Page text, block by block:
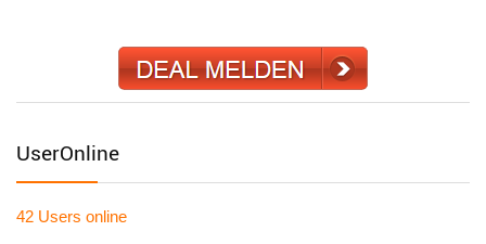
UserOnline
42 Users online